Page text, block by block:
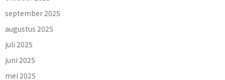
september 2025
augustus 2025
juli 2025
juni 2025
mei 2025